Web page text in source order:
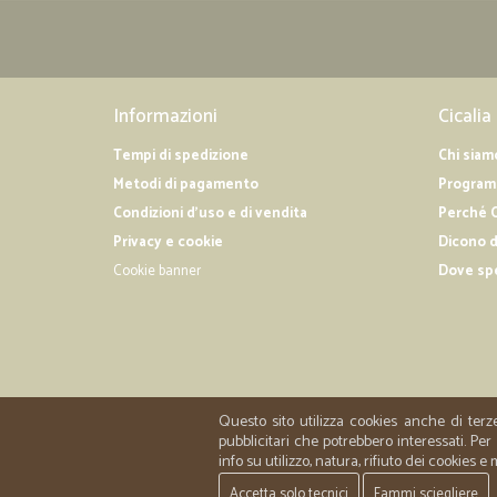
Informazioni
Tempi di spedizione
Metodi di pagamento
Condizioni d'uso e di vendita
Privacy e cookie
Cookie banner
Cicalia
Chi
Perché
Dicono
Dove
Questo sito utilizza cookies anche di
pubblicitari che potrebbero interessati.
info su utilizzo, natura, rifiuto dei cookies